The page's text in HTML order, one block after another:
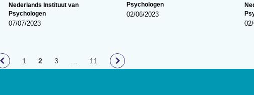
Nederlands Instituut van
Psychologen
07/07/2023
Psychologen
02/06/2023
1 2 3 11